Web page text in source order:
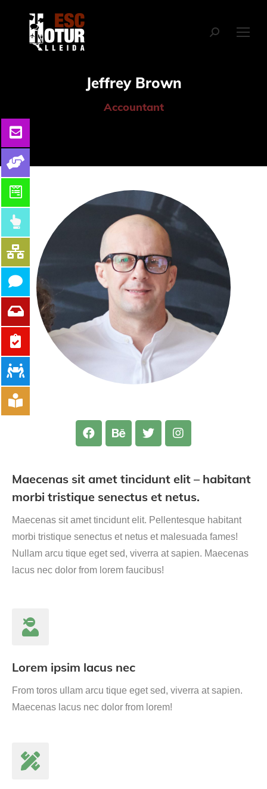
Jeffrey Brown
Accountant
Maecenas sit amet tincidunt elit – habitant
morbi tristique senectus et netus.
Maecenas sit amet tincidunt elit. Pellentesque habitant
morbi tristique senectus et netus et malesuada fames!
Nullam arcu tique eget sed, viverra at sapien. Maecenas
lacus nec dolor from lorem faucibus!
Lorem ipsim lacus nec
From toros ullam arcu tique eget sed, viverra at sapien.
Maecenas lacus nec dolor from lorem!